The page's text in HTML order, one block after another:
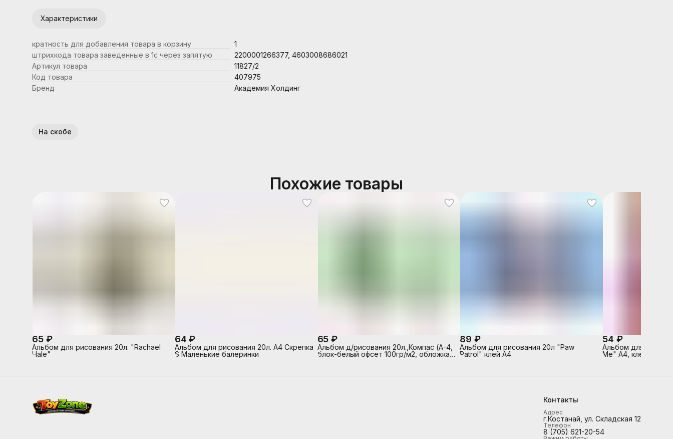
Характеристики
кратность для добавления товара в корзину
1
штрихкода товара заведенные в 1с через запятую
2200001266377, 4603008686021
Артикул товара
11827/2
Код товара
407975
Бренд
Академия Холдинг
На скобе
Похожие товары
65 ₽
Альбом для рисования 20л. "Rachael
Hale"
64 ₽
Альбом для рисования 20л. А4 Скрепка
S Маленькие балеринки
65 ₽
Альбом д/рисования 20л.,Компас (А-4,
блок-белый офсет 100гр/м2, обложка -
89 ₽
Альбом для рисования 20л "Paw
Patrol" клей А4
54 ₽
Альбом для
Me" А4, клей, твин
Контакты
Адрес
г.Костанай, ул. Складская 12
Телефон
8 (705) 621-20-54